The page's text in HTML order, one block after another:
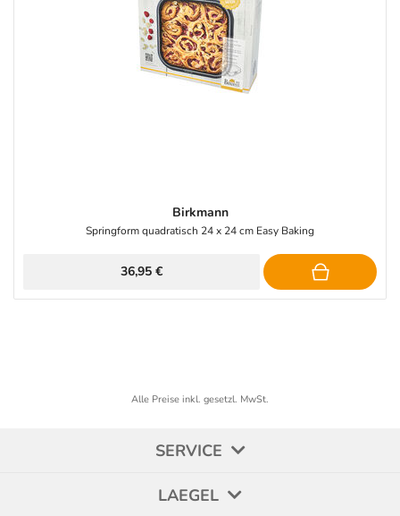
Birkmann
Springform quadratisch 24 x 24 cm Easy Baking
36,95 €
Alle Preise inkl. gesetzl. MwSt.
SERVICE
LAEGEL